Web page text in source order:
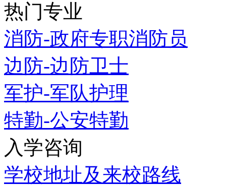
热门专业
消防-政府专职消防员
边防-边防卫士
军护-军队护理
特勤-公安特勤
入学咨询
学校地址及来校路线